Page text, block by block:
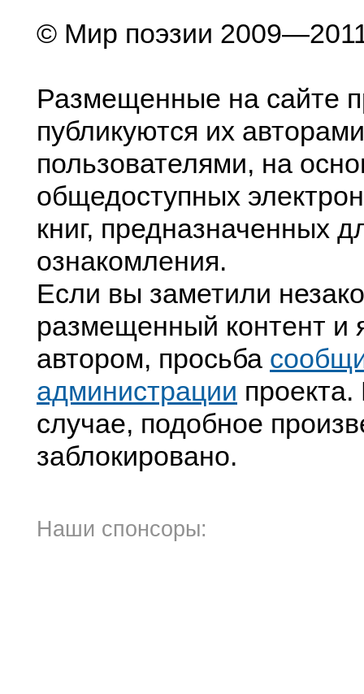
© Мир поэзии
Размещенные на сайте
публикуются их
пользователями, на
общедоступных
книг, предназначенных
ознакомления.
Если вы заметили
размещенный контент и
автором, просьба
администрации
случае, подобное
заблокировано.
Наши спонсоры: